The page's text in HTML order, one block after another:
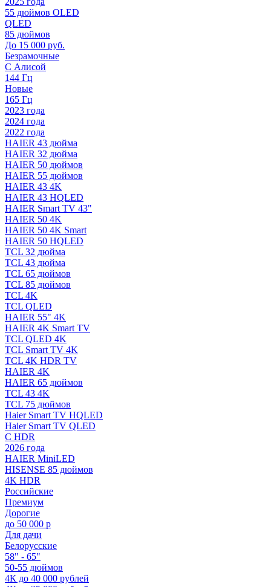
55 дюймов OLED
QLED
85 дюймов
До 15 000 руб.
Безрамочные
С Алисой
144 Гц
Новые
165 Гц
2023 года
2024 года
2022 года
HAIER 43 дюйма
HAIER 32 дюйма
HAIER 50 дюймов
HAIER 55 дюймов
HAIER 43 4K
HAIER 43 HQLED
HAIER Smart TV 43"
HAIER 50 4K
HAIER 50 4K Smart
HAIER 50 HQLED
TCL 32 дюйма
TCL 43 дюйма
TCL 65 дюймов
TCL 85 дюймов
TCL 4K
TCL QLED
HAIER 55" 4K
HAIER 4K Smart TV
TCL QLED 4K
TCL Smart TV 4K
TCL 4K HDR TV
HAIER 4K
HAIER 65 дюймов
TCL 43 4K
TCL 75 дюймов
Haier Smart TV HQLED
Haier Smart TV QLED
С HDR
2026 года
HAIER MiniLED
HISENSE 85 дюймов
4K HDR
Российские
Премиум
Дорогие
до 50 000 р
Для дачи
Белорусские
58" - 65"
50-55 дюймов
4К до 40 000 рублей